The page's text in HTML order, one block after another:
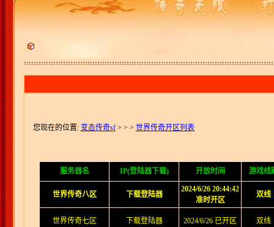
您现在的位置: 变态传奇sf > > > 世界传奇开区列表
服务器名 IP(登陆器下载) 开放时间 游戏线
世界传奇八区 下载登陆器
2024/6/26 20:44:42
准时开区
双线
世界传奇七区 下载登陆器 2024/6/26 已开区 双线